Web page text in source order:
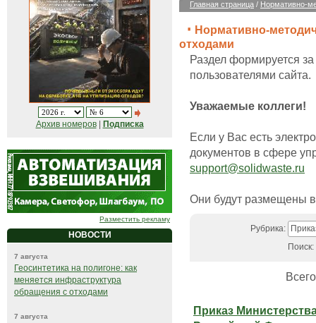
Архив номеров| Подписка
Разместить рекламу
НОВОСТИ
7 августа
Геосинтетика на полигоне: как
меняется инфраструктура
обращения с отходами
7 августа
Главная страница / Нормативно-
Нормативно-
отходами
Раздел формируется
пользователями сайта.
Уважаемые коллеги!
Если у Вас есть
документов в сфере
support@solidwaste.ru
Они будут размещены
Рубрика:
Поиск:
Приказ